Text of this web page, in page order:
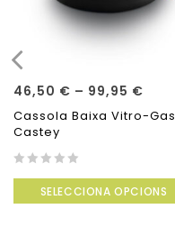
46,50 € – 99,95 €
Cassola Baixa Vitro-Gas
Castey
of
SELECCIONA OPCIONS